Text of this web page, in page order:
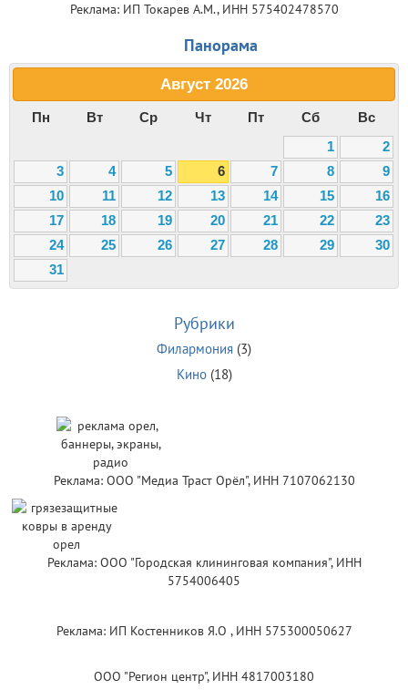
Реклама: ИП Токарев А.М., ИНН 575402478570
Панорама
Август 2026
Пн Вт Ср Чт Пт Сб
Вс
1
2
3
4 5 6 7 8
9
10
11 12 13 14 15
16
17
18 19 20 21 22
23
24
25 26 27 28 29
30
31
Рубрики
Филармония (3)
Кино(18)
Реклама: ООО "Медиа Траст Орёл", ИНН 7107062130
Реклама: ООО "Городская клининговая компания", ИНН
5754006405
Реклама: ИП Костенников Я.О , ИНН 575300050627
ООО "Регион центр", ИНН 4817003180